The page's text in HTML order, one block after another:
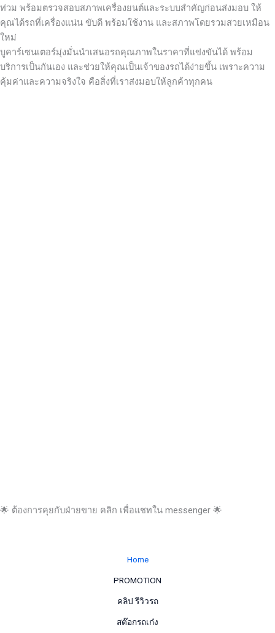
ท่วม พร้อมตรวจสอบสภาพเครื่องยนต์และระบบสำคัญก่อนส่งมอบ ให้
คุณได้รถที่เครื่องแน่น ขับดี พร้อมใช้งาน และสภาพโดยรวมสวยเหมือน
ใหม่
บูคาร์เซนเตอร์มุ่งมั่นนำเสนอรถคุณภาพในราคาที่แข่งขันได้ พร้อม
บริการเป็นกันเอง และช่วยให้คุณเป็นเจ้าของรถได้ง่ายขึ้น เพราะความ
คุ้มค่าและความจริงใจ คือสิ่งที่เราส่งมอบให้ลูกค้าทุกคน
🌟 ต้องการคุยกับฝ่ายขาย คลิก เพื่อแชทใน messenger 🌟
Home
PROMOTION
คลิป รีวิวรถ
สต๊อกรถเก๋ง